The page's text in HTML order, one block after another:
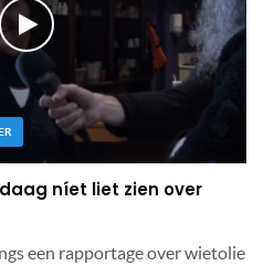
níet liet zien over
een rapportage over wietolie